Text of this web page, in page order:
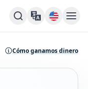
Cómo ganamos dinero